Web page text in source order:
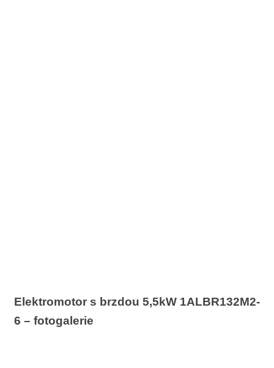
Elektromotor s brzdou 5,5kW 1ALBR132M2-
6 – fotogalerie